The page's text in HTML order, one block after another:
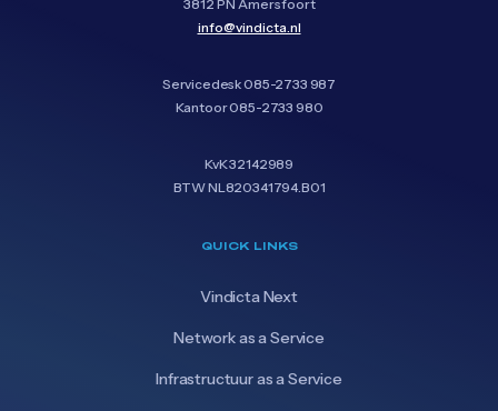
3812 PN Amersfoort
info@vindicta.nl
Servicedesk085-2733 987
Kantoor085-2733 980
KvK 32142989
BTW NL820341794.B01
QUICK LINKS
Vindicta Next
Network as a Service
Infrastructuur as a Service